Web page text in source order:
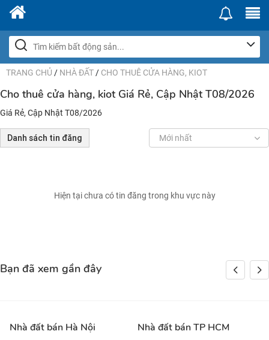
TRANG CHỦ / NHÀ ĐẤT / CHO THUÊ CỬA HÀNG, KIOT
Cho thuê cửa hàng, kiot Giá Rẻ, Cập Nhật T08/2026
Giá Rẻ, Cập Nhật T08/2026
Danh sách tin đăng Mới nhất
Hiện tại chưa có tin đăng trong khu vực này
Bạn đã xem gần đây
Nhà đất bán Hà Nội Nhà đất bán TP HCM